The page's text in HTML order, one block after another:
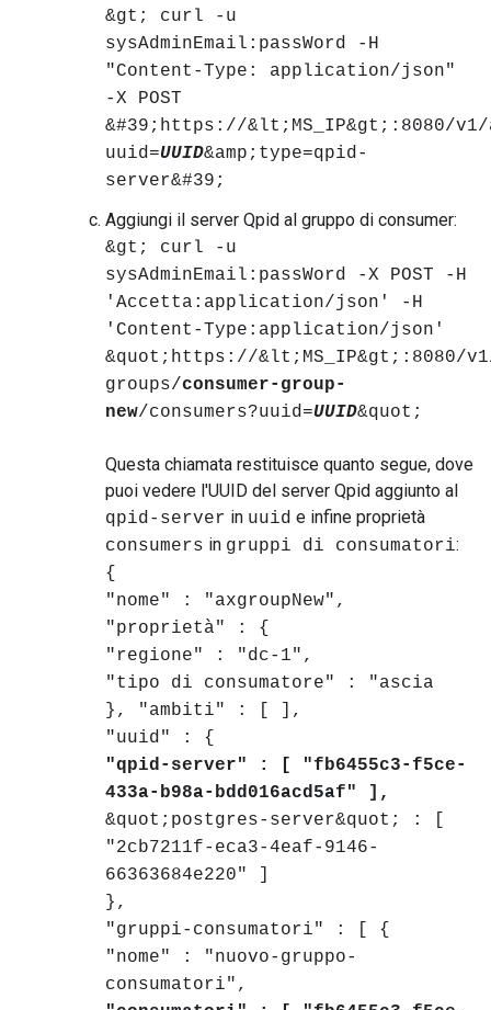
&gt; curl -u
sysAdminEmail:passWord -H
"Content-Type: application/json"
-X POST
&#39;https://&lt;MS_IP&gt;:8080/
uuid=UUID&amp;type=qpid-
server&#39;
Aggiungi il server Qpid al gruppo di consumer:
&gt; curl -u
sysAdminEmail:passWord -X POST -H
'Accetta:application/json' -H
'Content-Type:application/json'
&quot;https://&lt;MS_IP&gt;:8080/
groups/consumer-group-
new/consumers?uuid=UUID&quot;
Questa chiamata restituisce quanto segue, dove
puoi vedere l'UUID del server Qpid aggiunto al
qpid-server in uuid e infine proprietà
consumers in gruppi di consumatori:
{
"nome" : "axgroupNew",
"proprietà" : {
"regione" : "dc-1",
"tipo di consumatore" : "ascia
}, "ambiti" : [ ],
"uuid" : {
"qpid-server" : [ "fb6455c3-f5ce-
433a-b98a-bdd016acd5af" ],
&quot;postgres-server&quot; : [
"2cb7211f-eca3-4eaf-9146-
66363684e220" ]
},
"gruppi-consumatori" : [ {
"nome" : "nuovo-gruppo-
consumatori",